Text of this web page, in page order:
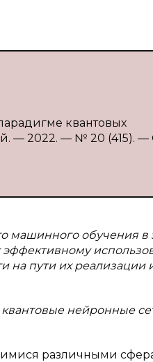
квантовых
— 2022. — № 20 (415). —
машинного обучения в
на пути их реализации
нейронные
различными